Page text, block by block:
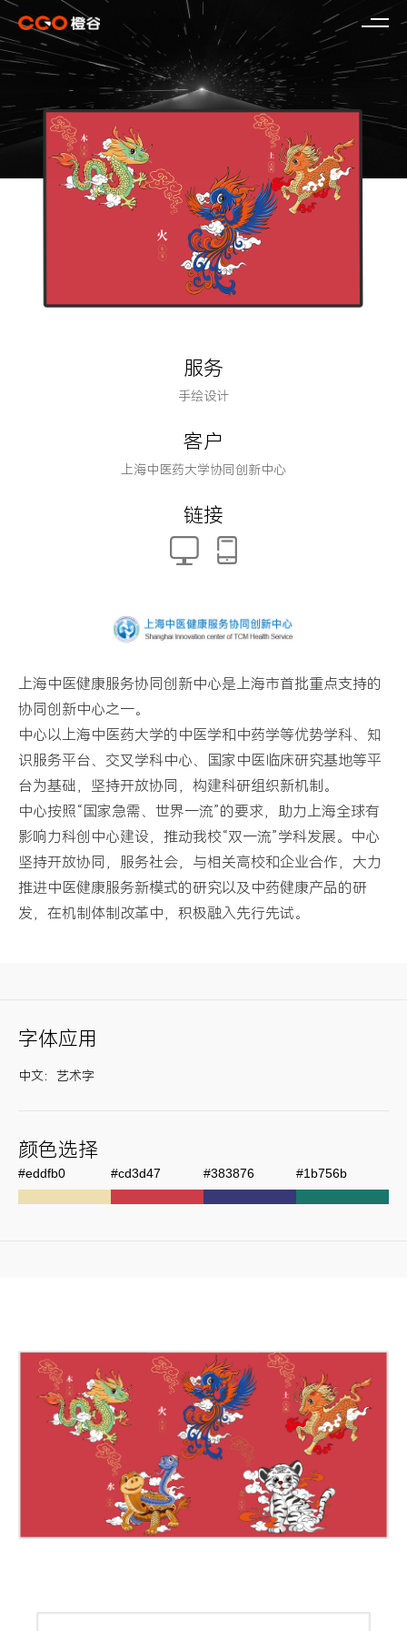
服务
手绘设计
客户
上海中医药大学协同创新中心
链接
上海中医健康服务协同创新中心是上海市首批重点支持的
协同创新中心之一。
中心以上海中医药大学的中医学和中药学等优势学科、知
识服务平台、交叉学科中心、国家中医临床研究基地等平
台为基础，坚持开放协同，构建科研组织新机制。
中心按照“国家急需、世界一流”的要求，助力上海全球有
影响力科创中心建设，推动我校“双一流”学科发展。中心
坚持开放协同，服务社会，与相关高校和企业合作，大力
推进中医健康服务新模式的研究以及中药健康产品的研
发，在机制体制改革中，积极融入先行先试。
字体应用
中文：艺术字
颜色选择
#eddfb0 #cd3d47 #383876 #1b756b